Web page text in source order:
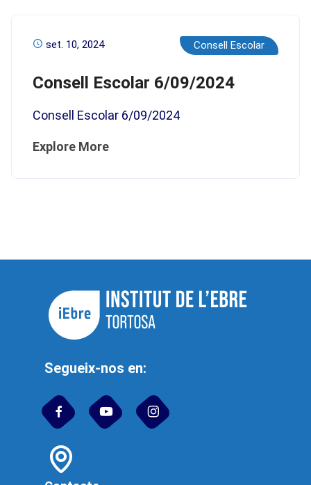
set. 10, 2024 Consell Escolar
Consell Escolar 6/09/2024
Consell Escolar 6/09/2024
Explore More
Segueix-nos en: